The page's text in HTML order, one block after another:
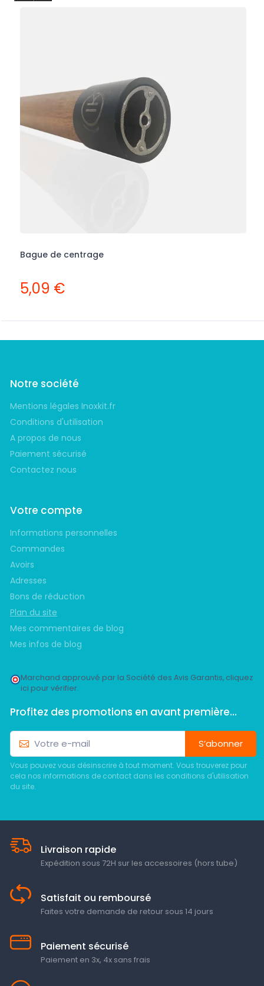
Bague de centrage
5,09 €
Notre société
Mentions légales Inoxkit.fr
Conditions d'utilisation
A propos de nous
Paiement sécurisé
Contactez nous
Votre compte
Informations personnelles
Commandes
Avoirs
Adresses
Bons de réduction
Plan du site
Mes commentaires de blog
Mes infos de blog
Marchand approuvé par la Société des Avis Garantis, cliquez
ici pour vérifier.
Profitez des promotions en avant première...
S’abonner
Vous pouvez vous désinscrire à tout moment. Vous trouverez pour
cela nos informations de contact dans les conditions d'utilisation
du site.
Livraison rapide
Expédition sous 72H sur les accessoires (hors tube)
Satisfait ou remboursé
Faites votre demande de retour sous 14 jours
Paiement sécurisé
Paiement en 3x, 4x sans frais